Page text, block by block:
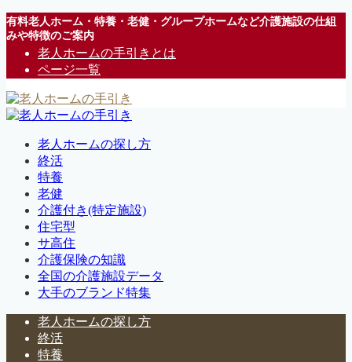
有料老人ホーム・特養・老健・グループホームなど介護施設の仕組
みや特徴のご案内
老人ホームの手引きとは
ページ一覧
老人ホームの探し方
終活
特養
老健
介護付き(特定施設)
住宅型
サ高住
介護保険の知識
全国の介護施設データ
大手のブランド特集
老人ホームの探し方
終活
特養